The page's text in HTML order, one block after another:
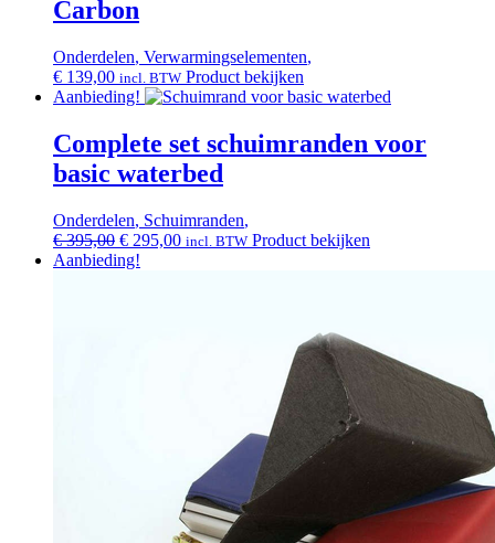
Carbon
Onderdelen, Verwarmingselementen,
€ 139,00 incl. BTW Product bekijken
Aanbieding!
Complete set schuimranden voor
basic waterbed
Onderdelen, Schuimranden,
€395,00 Oorspronkelijke
prijs
€ 295,00Huidige
incl. BTW Product bekijken
Aanbieding!